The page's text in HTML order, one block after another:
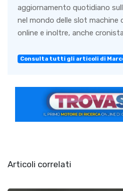
aggiornamento quotidiano
nel mondo delle slot machine
online e inoltre, anche
Consulta tutti gli articoli di
Articoli correlati